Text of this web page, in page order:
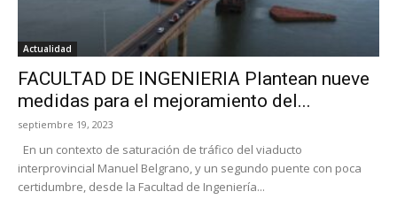
Actualidad
FACULTAD DE INGENIERIA Plantean nueve
medidas para el mejoramiento del...
septiembre 19, 2023
En un contexto de saturación de tráfico del viaducto
interprovincial Manuel Belgrano, y un segundo puente con poca
certidumbre, desde la Facultad de Ingeniería...